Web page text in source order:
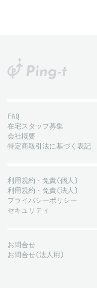
FAQ
在宅スタッフ募集
会社概要
特定商取引法に基づく表記
利用規約・免責(個人)
利用規約・免責(法人)
プライバシーポリシー
セキュリティ
お問合せ
お問合せ(法人用)